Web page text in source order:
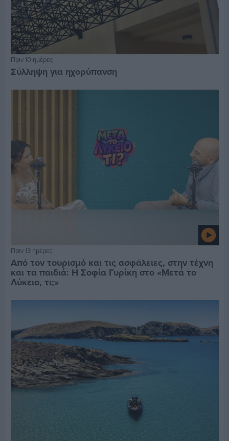
Πριν 10 ημέρες
Σύλληψη για ηχορύπανση
Πριν 13 ημέρες
Από τον τουρισμό και τις ασφάλειες, στην τέχνη
και τα παιδιά: Η Σοφία Γυρίκη στο «Μετά το
Λύκειο, τι;»